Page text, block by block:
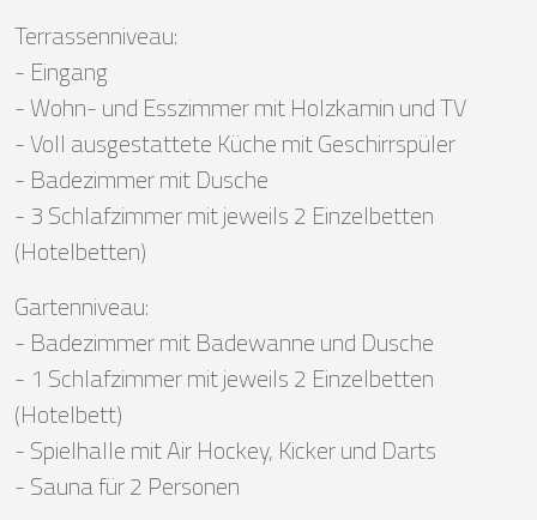
Terrassenniveau:
- Eingang
- Wohn- und Esszimmer mit Holzkamin und TV
- Voll ausgestattete Küche mit Geschirrspüler
- Badezimmer mit Dusche
- 3 Schlafzimmer mit jeweils 2 Einzelbetten
(Hotelbetten)
Gartenniveau:
- Badezimmer mit Badewanne und Dusche
- 1 Schlafzimmer mit jeweils 2 Einzelbetten
(Hotelbett)
- Spielhalle mit Air Hockey, Kicker und Darts
- Sauna für 2 Personen